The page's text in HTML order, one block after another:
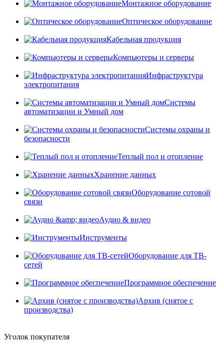
Монтажное оборудование
Оптическое оборудование
Кабельная продукция
Компьютеры и серверы
Инфраструктура
электропитания
Системы
автоматизации и Умный дом
Системы охраны и
безопасности
Теплый пол и отопление
Хранение данных
Оборудование сотовой
связи
Аудио & видео
Инструменты
Оборудование для ТВ-
сетей
Программное обеспечение
Архив (снятое с
производства)
Уголок покупателя